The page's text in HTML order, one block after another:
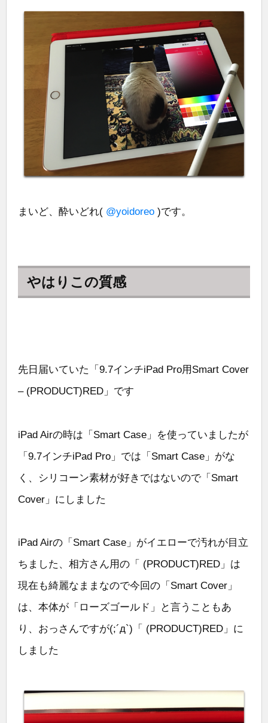
まいど、酔いどれ( @yoidoreo )です。
やはりこの質感
先日届いていた「9.7インチiPad Pro用Smart Cover
– (PRODUCT)RED」です
iPad Airの時は「Smart Case」を使っていましたが
「9.7インチiPad Pro」では「Smart Case」がな
く、シリコーン素材が好きではないので「Smart
Cover」にしました
iPad Airの「Smart Case」がイエローで汚れが目立
ちました、相方さん用の「 (PRODUCT)RED」は
現在も綺麗なままなので今回の「Smart Cover」
は、本体が「ローズゴールド」と言うこともあ
り、おっさんですが(;´д`)「 (PRODUCT)RED」に
しました